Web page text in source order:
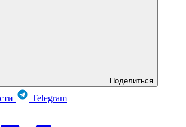
Поделиться
Telegram